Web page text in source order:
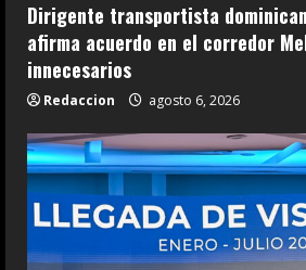
Dirigente transportista
afirma acuerdo en el corredor
innecesarios
Redaccion agosto 6, 2026